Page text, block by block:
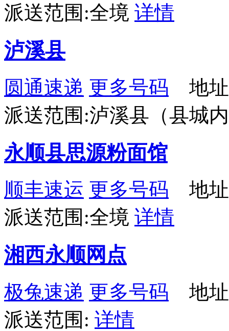
派送范围:全境 详情
泸溪县
圆通速递 更多号码 地址
派送范围:泸溪县（县城
永顺县思源粉面馆
顺丰速运 更多号码 地址
派送范围:全境 详情
湘西永顺网点
极兔速递 更多号码 地址
派送范围: 详情